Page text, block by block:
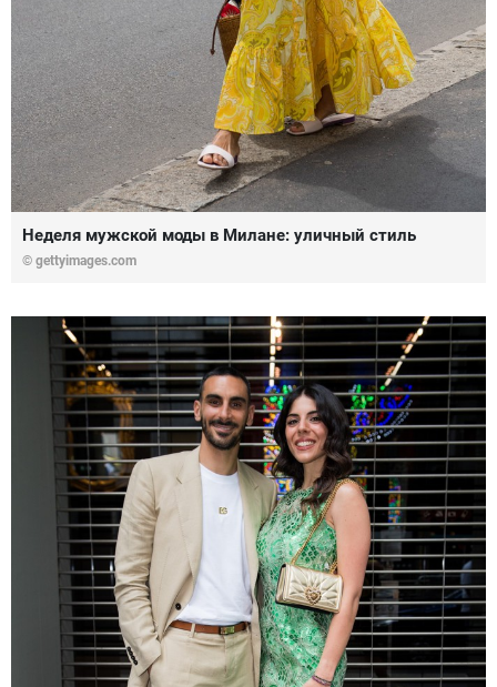
Неделя мужской моды в Милане: уличный стиль
© gettyimages.com